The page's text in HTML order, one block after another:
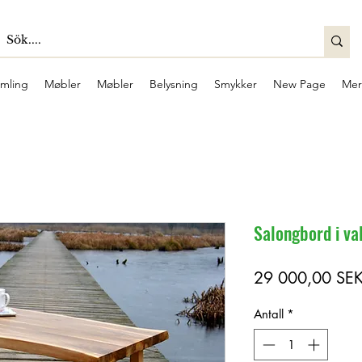
Møbler Møbler Belysning Smykker New Page Mer
Salongbord i
29 000,00
Antall *